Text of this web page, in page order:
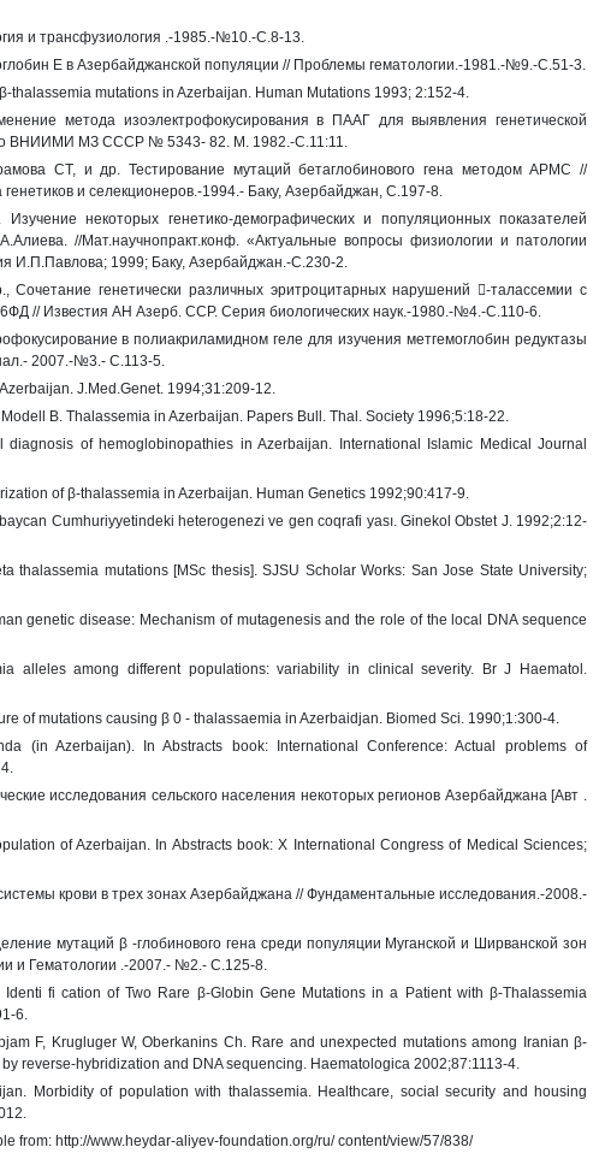
и трансфузиология .-1985.-№10.-С.8-13.
Е в Азербайджанской популяции // Проблемы гематологии.-1981.-№9.-С.51-3.
thalassemia mutations in Azerbaijan. Human Mutations 1993; 2:152-4.
метода изоэлектрофокусирования в ПААГ для выявления генетической
Во ВНИИМИ МЗ СССР № 5343- 82. М. 1982.-С.11:11.
СТ, и др. Тестирование мутаций бетаглобинового гена методом АРМС //
и селекционеров.-1994.- Баку, Азербайджан, С.197-8.
некоторых генетико-демографических и популяционных показателей
//Мат.научнопракт.конф. «Актуальные вопросы физиологии и патологии
И.П.Павлова; 1999; Баку, Азербайджан.-С.230-2.
генетически различных эритроцитарных нарушений -талассемии с
// Известия АН Азерб. ССР. Серия биологических наук.-1980.-№4.-С.110-6.
в полиакриламидном геле для изучения метгемоглобин редуктазы
2007.-№3.- С.113-5.
J.Med.Genet. 1994;31:209-12.
B. Thalassemia in Azerbaijan. Papers Bull. Thal. Society 1996;5:18-22.
of hemoglobinopathies in Azerbaijan. International Islamic Medical Journal
of β-thalassemia in Azerbaijan. Human Genetics 1992;90:417-9.
Сumhuriyyetindeki heterogenezi vе gen coqrafi yası. Ginekol Obstet J. 1992;2:12-
thalassemia mutations [MSc thesis]. SJSU Scholar Works: San Jose State University;
genetic disease: Mechanism of mutagenesis and the role of the local DNA sequence
alleles among different populations: variability in clinical severity. Br J Haematol.
of mutations causing β 0 - thalassaemia in Azerbaidjan. Biomed Sci. 1990;1:300-4.
(in Azerbaijan). In Abstracts book: International Conference: Actual problems of
исследования сельского населения некоторых регионов Азербайджана [Авт .
of Azerbaijan. In Abstracts book: X International Congress of Medical Sciences;
крови в трех зонах Азербайджана // Фундаментальные исследования.-2008.-
мутаций β -глобинового гена среди популяции Муганской и Ширванской зон
и Гематологии .-2007.- №2.- С.125-8.
fi cation of Two Rare β-Globin Gene Mutations in a Patient with β-Thalassemia
6.
F, Krugluger W, Oberkanins Ch. Rare and unexpected mutations among Iranian β-
reverse-hybridization and DNA sequencing. Haematologica 2002;87:1113-4.
Morbidity of population with thalassemia. Healthcare, social security and housing
from: http://www.heydar-aliyev-foundation.org/ru/ content/view/57/838/